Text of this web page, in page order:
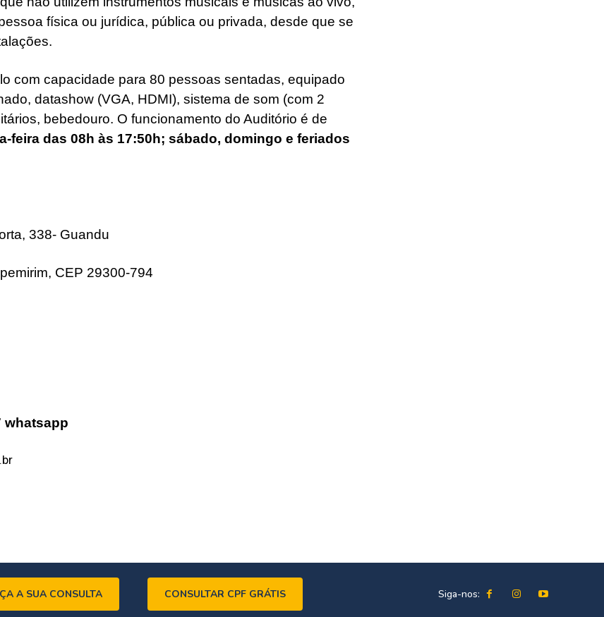
física ou jurídica, pública ou privada, desde que se
com capacidade para 80 pessoas sentadas, equipado
datashow (VGA, HDMI), sistema de som (com 2
bebedouro. O funcionamento do Auditório é de
feira das 08h às 17:50h; sábado, domingo e feriados
338- Guandu
CEP 29300-794
whatsapp
A SUA CONSULTA CONSULTAR CPF GRÁTIS Siga-nos: